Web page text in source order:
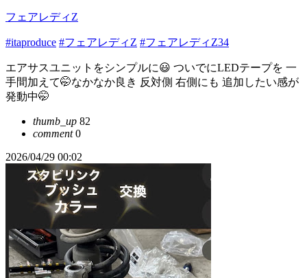
フェアレディZ
#itaproduce #フェアレディZ #フェアレディZ34
エアサスユニットをシンプルに😃 ついでにLEDテープを 一
手間加えて🤭なかなか良き 反対側 右側にも 追加したい感が
発動中🤭
thumb_up 82
comment0
2026/04/29 00:02